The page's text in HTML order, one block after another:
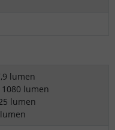
lumen
lumen
lumen